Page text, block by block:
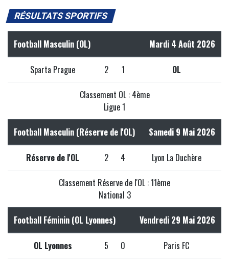
RÉSULTATS SPORTIFS
Football Masculin (OL) Mardi 4 Août 2026
Sparta Prague 2 1 OL
Classement OL : 4ème
Ligue 1
Football Masculin (Réserve de l'OL) Samedi 9 Mai 2026
Réserve de l'OL 2 4 Lyon La Duchère
Classement Réserve de l'OL : 11ème
National 3
Football Féminin (OL Lyonnes) Vendredi 29 Mai 2026
OL Lyonnes 5 0 Paris FC